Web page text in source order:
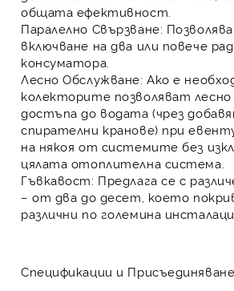
общата ефективност.
Паралелно Свързване: Позволява
включване на два или повече
консуматора.
Лесно Обслужване: Ако е
колекторите позволяват
достъпа до водата (чрез
спирателни кранове) при
на някоя от системите без
цялата отоплителна система
Гъвкавост: Предлага се с
– от два до десет, което
различни по големина
Спецификации и Присъединяване